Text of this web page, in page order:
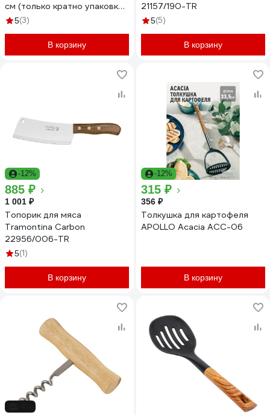
см (только кратно упаковке)
5017 9-32/5017
5(3)
В корзину
21157/190-TR
5(5)
В корзину
-12%
885 ₽
1 001 ₽
Топорик для мяса
Tramontina Сarbon
22956/006-TR
5(1)
В корзину
-12%
315 ₽
356 ₽
Толкушка для картофеля
APOLLO Acacia ACC-06
В корзину